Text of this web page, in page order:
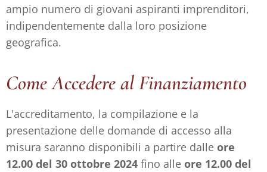
ampio numero di giovani aspiranti imprenditori,
indipendentemente dalla loro posizione
geografica.
Come Accedere al Finanziamento
L'accreditamento, la compilazione e la
presentazione delle domande di accesso alla
misura saranno disponibili a partire dalle ore
12.00 del 30 ottobre 2024 fino alle ore 12.00 del